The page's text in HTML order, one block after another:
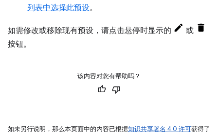
列表中选择此预设。
如需修改或移除现有预设，请点击悬停时显示的
或
按钮。
该内容对您有帮助吗？
如未另行说明，那么本页面中的内容已根据知识共享署名 4.0 许可获得了